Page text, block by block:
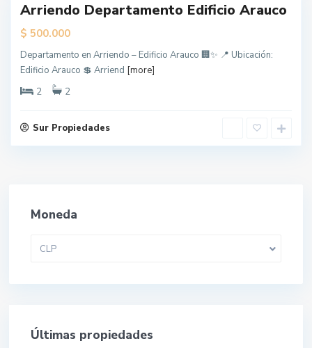
Arriendo Departamento Edificio Arauco
$ 500.000
Departamento en Arriendo – Edificio Arauco 🏢✨ 📍 Ubicación:
Edificio Arauco 💲 Arriend [more]
2
2
Sur Propiedades
Moneda
CLP
Últimas propiedades